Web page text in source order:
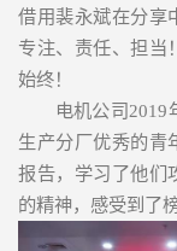
借用裴永斌在分享
专注、责任、担当
始终！
电机公司
生产分厂优秀的青
报告，学习了他们
的精神，感受到了